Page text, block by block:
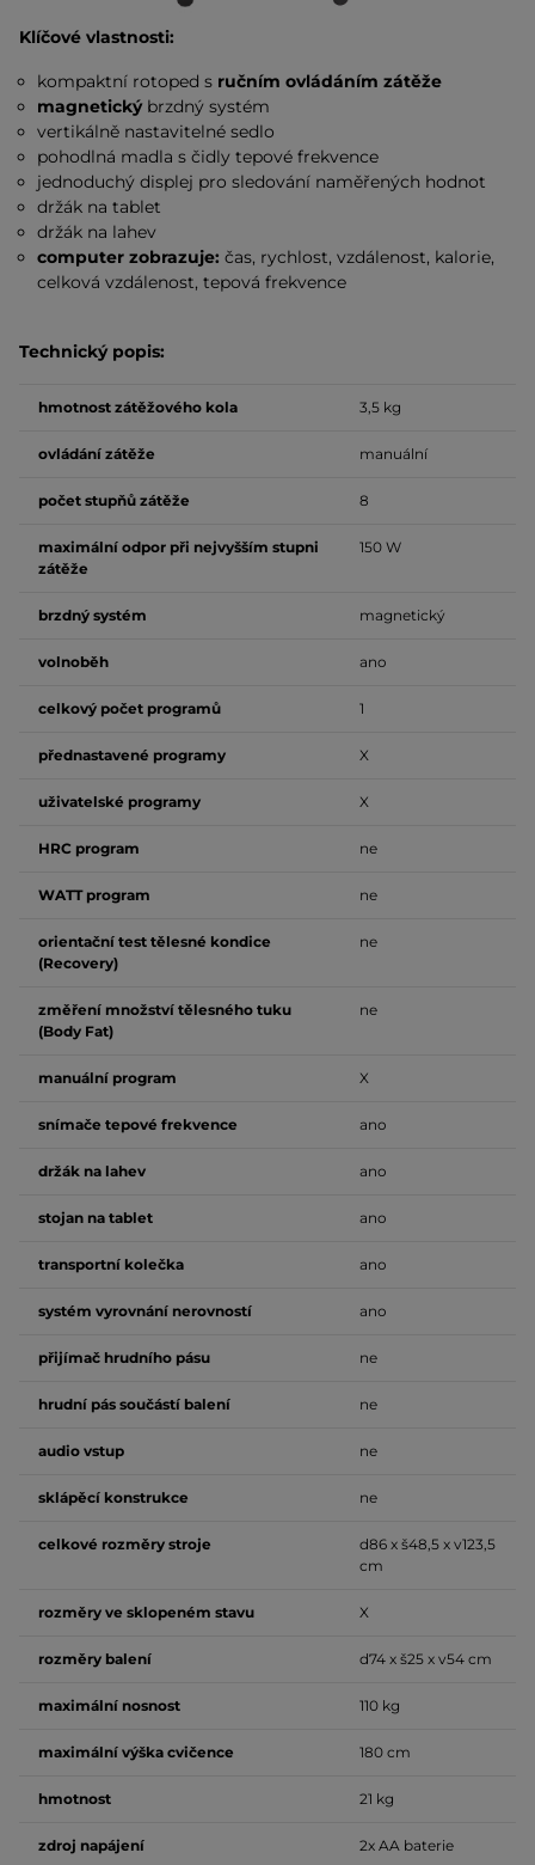
Klíčové vlastnosti:
kompaktní rotoped s ručním ovládáním zátěže
magnetickýbrzdný systém
vertikálně nastavitelné sedlo
pohodlná madla s čidly tepové frekvence
jednoduchý displej pro sledování naměřených hodnot
držák na tablet
držák na lahev
computer zobrazuje:čas, rychlost, vzdálenost, kalorie,
celková vzdálenost, tepová frekvence
Technický popis:
hmotnost zátěžového kola 3,5 kg
ovládání zátěže manuální
počet stupňů zátěže 8
maximální odpor při nejvyšším stupni
zátěže
150 W
brzdný systém magnetický
volnoběh ano
celkový počet programů 1
přednastavené programy X
uživatelské programy X
HRC program ne
WATT program ne
orientační test tělesné kondice
(Recovery)
ne
změření množství tělesného tuku
(Body Fat)
ne
manuální program X
snímače tepové frekvence ano
držák na lahev ano
stojan na tablet ano
transportní kolečka ano
systém vyrovnání nerovností ano
přijímač hrudního pásu ne
hrudní pás součástí balení ne
audio vstup ne
sklápěcí konstrukce ne
celkové rozměry stroje
d86 x š48,5 x v123,5
cm
rozměry ve sklopeném stavu X
rozměry balení d74 x š25 x v54 cm
maximální nosnost 110 kg
maximální výška cvičence 180 cm
hmotnost 21 kg
zdroj napájení 2x AA baterie